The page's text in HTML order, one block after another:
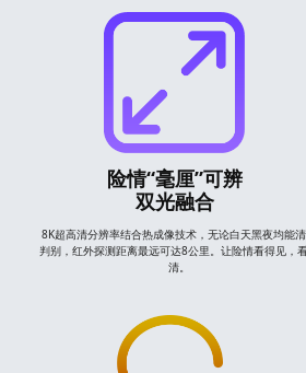
8K超高清分辨率结合热成像技术，无论白天黑夜均能
判别，红外探测距离最远可达8公里。让险情看得见，
清。
险情“毫厘”可辨
双光融合